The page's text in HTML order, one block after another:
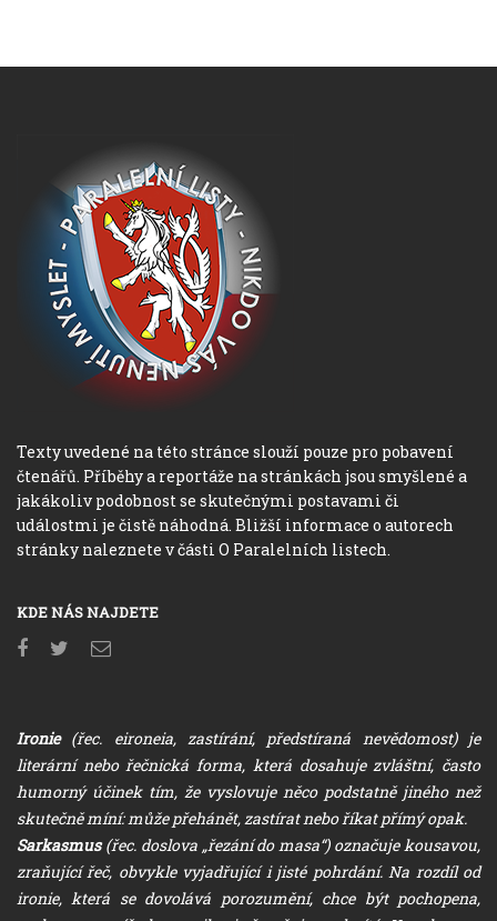
Texty uvedené na této stránce slouží pouze pro pobavení
čtenářů. Příběhy a reportáže na stránkách jsou smyšlené a
jakákoliv podobnost se skutečnými postavami či
událostmi je čistě náhodná. Bližší informace o autorech
stránky naleznete v části O Paralelních listech.
KDE NÁS NAJDETE
Ironie(řec. eironeia, zastírání, předstíraná nevědomost) je
literární nebo řečnická forma, která dosahuje zvláštní, často
humorný účinek tím, že vyslovuje něco podstatně jiného než
skutečně míní: může přehánět, zastírat nebo říkat přímý opak.
Sarkasmus(řec. doslova „řezání do masa“) označuje kousavou,
zraňující řeč, obvykle vyjadřující i jisté pohrdání. Na rozdíl od
ironie, která se dovolává porozumění, chce být pochopena,